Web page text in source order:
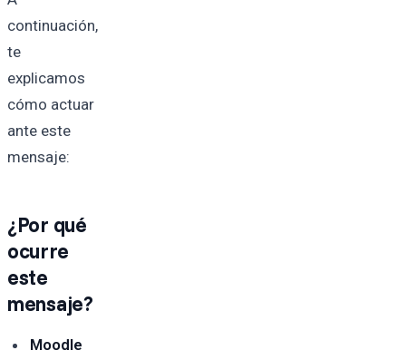
continuación,
te
explicamos
cómo actuar
ante este
mensaje:
¿Por qué
ocurre
este
mensaje?
Moodle